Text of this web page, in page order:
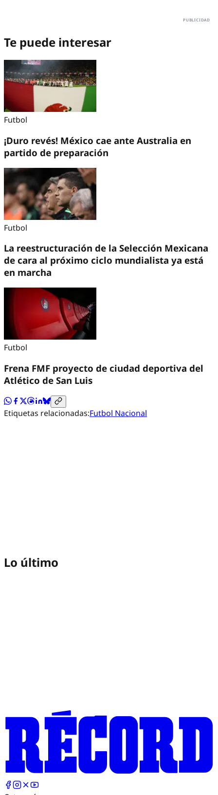
Te puede interesar
Futbol
¡Duro revés! México cae ante Australia en
partido de preparación
Futbol
La reestructuración de la Selección Mexicana
de cara al próximo ciclo mundialista ya está
en marcha
Futbol
Frena FMF proyecto de ciudad deportiva del
Atlético de San Luis
Etiquetas relacionadas:Futbol Nacional
Lo último